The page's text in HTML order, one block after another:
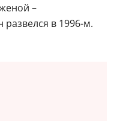
–
развелся в 1996-м.